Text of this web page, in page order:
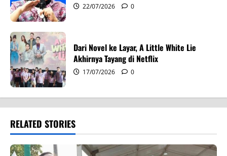
22/07/2026 0
Dari Novel ke Layar, A Little White Lie
Akhirnya Tayang di Netflix
17/07/2026 0
RELATED STORIES